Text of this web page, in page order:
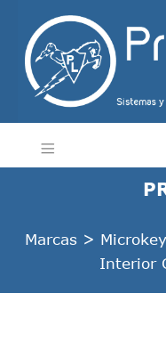
Marcas > Microkey
Interior